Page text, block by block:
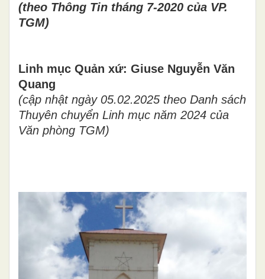
(theo Thông Tin tháng 7-2020 của VP.
TGM)
Linh mục Quản xứ: Giuse Nguyễn Văn
Quang
(cập nhật ngày 05.02.2025 theo Danh sách
Thuyên chuyển Linh mục năm 2024 của
Văn phòng TGM)